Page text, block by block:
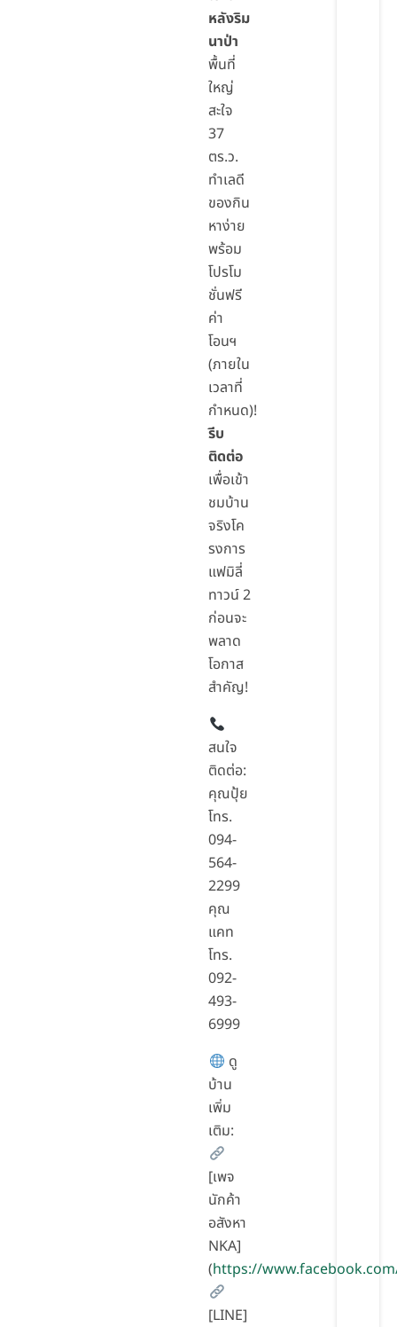
หลังริม
นาป่า
พื้นที่
ใหญ่
สะใจ
37
ตร.ว.
ทำเลดี
ของกิน
หาง่าย
พร้อม
โปรโม
ชั่นฟรี
ค่า
โอนฯ
(ภายใน
เวลาที่
กำหนด)!
รีบ
ติดต่อ
เพื่อเข้า
ชมบ้าน
จริงโค
รงการ
แฟมิลี่
ทาวน์ 2
ก่อนจะ
พลาด
โอกาส
สำคัญ!
สนใจ
ติดต่อ:
คุณปุ้ย
โทร.
094-
564-
2299
คุณ
แคท
โทร.
092-
493-
6999
ดู
บ้าน
เพิ่ม
เติม:
[เพจ
นักค้า
อสังหา
NKA]
(https://
[LINE]